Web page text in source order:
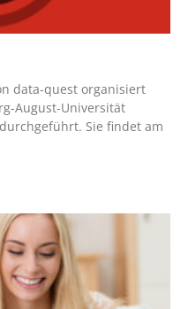
data-quest organisiert
August-Universität
Sie findet am